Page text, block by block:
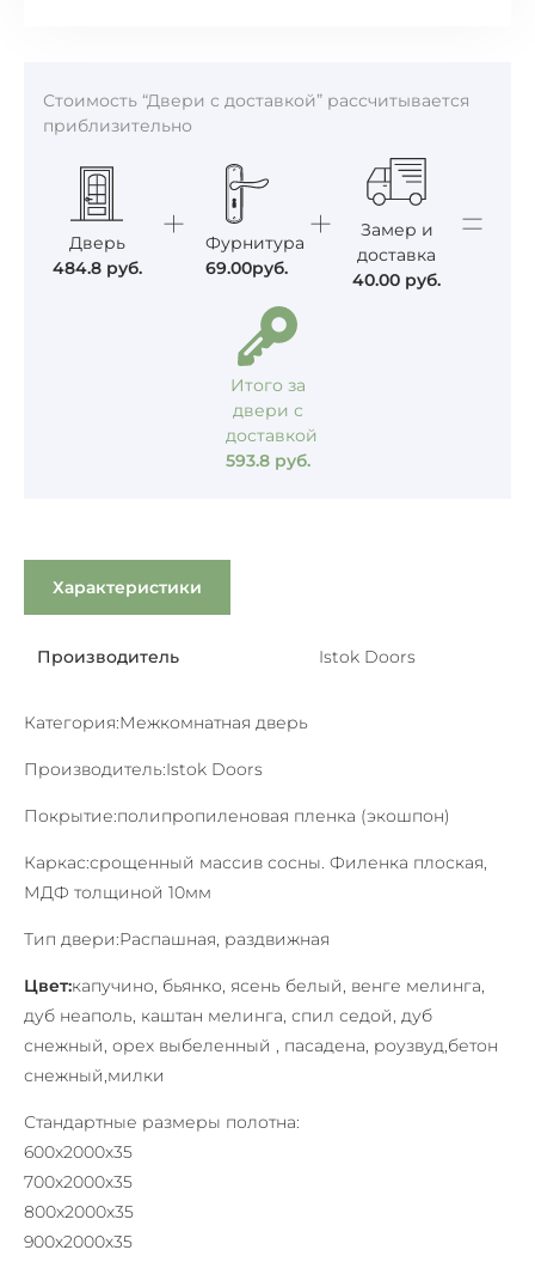
Стоимость “Двери с доставкой” рассчитывается
приблизительно
Дверь
484.8руб.
Фурнитура
69.00руб.
Замер и
доставка
40.00 руб.
Итого за
двери с
доставкой
593.8руб.
Характеристики
Производитель Istok Doors
Категория:Межкомнатная дверь
Производитель:Istok Doors
Покрытие:полипропиленовая пленка (экошпон)
Каркас:срощенный массив сосны. Филенка плоская,
МДФ толщиной 10мм
Тип двери:Распашная, раздвижная
Цвет:капучино, бьянко, ясень белый, венге мелинга,
дуб неаполь, каштан мелинга, спил седой, дуб
снежный, орех выбеленный , пасадена, роузвуд,бетон
снежный,милки
Стандартные размеры полотна:
600x2000х35
700х2000х35
800х2000х35
900х2000х35